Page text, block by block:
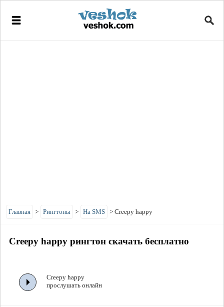
Главная > Рингтоны > На SMS > Creepy happy
Creepy happy рингтон скачать бесплатно
Creepy happy
прослушать онлайн